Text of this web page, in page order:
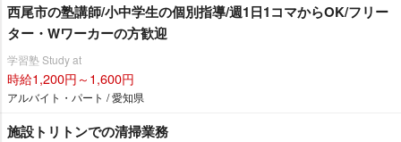
西尾市の塾講師/小中学生の個別指導/週1日1コマからOK/フリー
ター・Wワーカーの方歓迎
学習塾 Study at
時給1,200円～1,600円
アルバイト・パート / 愛知県
施設トリトンでの清掃業務